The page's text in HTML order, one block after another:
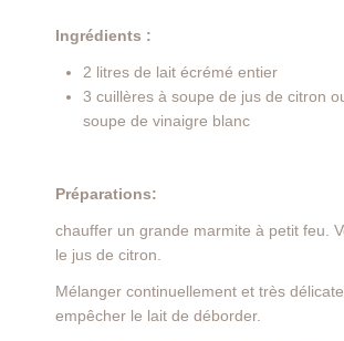
Ingrédients :
2 litres de lait écrémé entier
3 cuillères à soupe de jus de citron
soupe de vinaigre blanc
Préparations:
chauffer un grande marmite à petit feu.
le jus de citron.
Mélanger continuellement et très
empêcher le lait de déborder.